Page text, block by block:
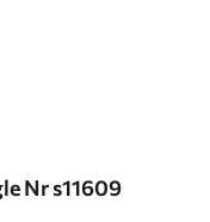
Nr s11609